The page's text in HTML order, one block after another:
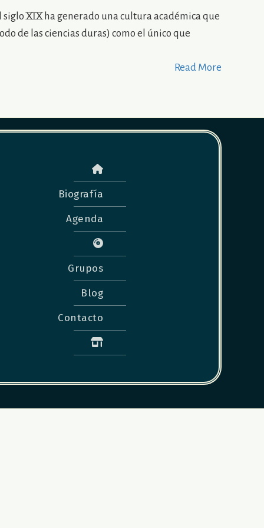
XIX ha generado una cultura académica que
de las ciencias duras) como el único que
Read More
Biografía
Agenda
Grupos
Blog
Contacto